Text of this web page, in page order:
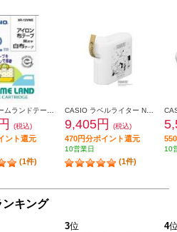
(税込)
ント還元
(1件)
9,405円 (税込)
470円分ポイント還元
10営業日
(1件)
10
ンキング
3位 4